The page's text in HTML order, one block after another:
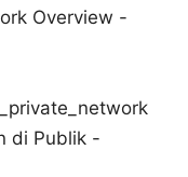
Overview -
di Publik -